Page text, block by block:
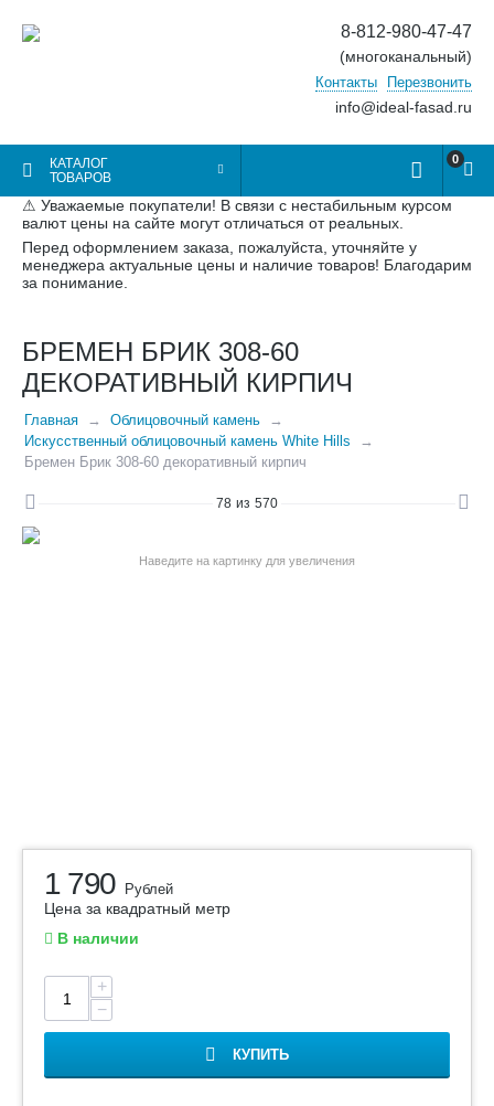
8-812-980-47-47
(многоканальный)
Контакты Перезвонить
info@ideal-fasad.ru
КАТАЛОГ
ТОВАРОВ
0
⚠ Уважаемые покупатели! В связи с нестабильным курсом
валют цены на сайте могут отличаться от реальных.
Перед оформлением заказа, пожалуйста, уточняйте у
менеджера актуальные цены и наличие товаров! Благодарим
за понимание.
БРЕМЕН БРИК 308-60
ДЕКОРАТИВНЫЙ КИРПИЧ
Главная
Облицовочный камень
Искусственный облицовочный камень White Hills
Бремен Брик 308-60 декоративный кирпич
78 из 570
Наведите на картинку для увеличения
1 790 Рублей
Цена за квадратный метр
В наличии
+
−
КУПИТЬ